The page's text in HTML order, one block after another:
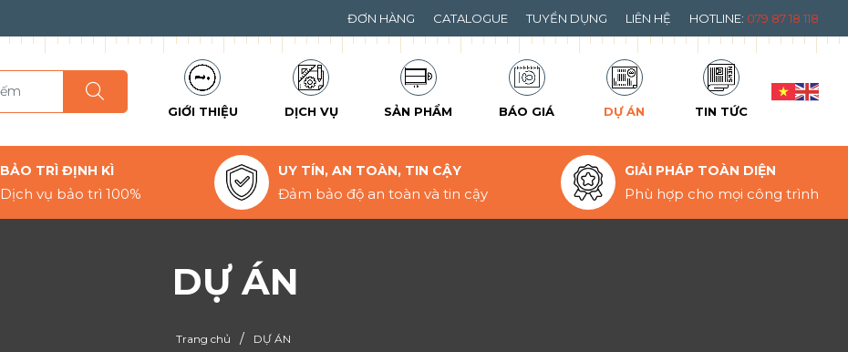
ĐƠN HÀNG CATALOGUE TUYỂN DỤNG LIÊN HỆ HOTLINE: 079 87 18 118
GIỚI THIỆU DỊCH VỤ SẢN PHẨM BÁO GIÁ DỰ ÁN TIN TỨC
BẢO TRÌ ĐỊNH KÌ
Dịch vụ bảo trì 100%
UY TÍN, AN TOÀN, TIN CẬY
Đảm bảo độ an toàn và tin cậy
GIẢI PHÁP TOÀN DIỆN
Phù hợp cho mọi công trình
DỰ ÁN
Trang chủ / DỰ ÁN